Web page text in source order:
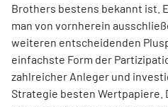
Brothers bestens bekannt ist.
man von vornherein
weiteren entscheidenden
einfachste Form der
zahlreicher Anleger und
Strategie besten Wertpapiere.